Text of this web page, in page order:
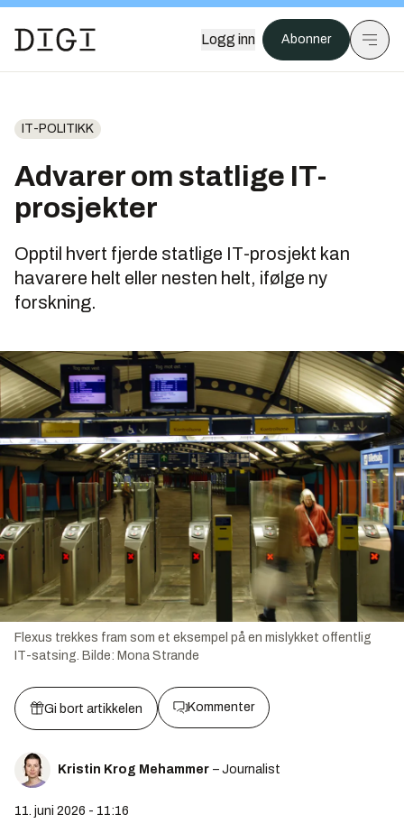
Logg inn Abonner
IT-POLITIKK
Advarer om statlige IT-
prosjekter
Opptil hvert fjerde statlige IT-prosjekt kan
havarere helt eller nesten helt, ifølge ny
forskning.
Flexus trekkes fram som et eksempel på en mislykket offentlig
IT-satsing. Bilde: Mona Strande
Gi bort artikkelen Kommenter
Kristin Krog Mehammer – Journalist
11. juni 2026 - 11:16